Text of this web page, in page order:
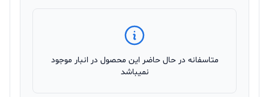
متاسفانه در حال حاضر این محصول در انبار موجود
نمیباشد